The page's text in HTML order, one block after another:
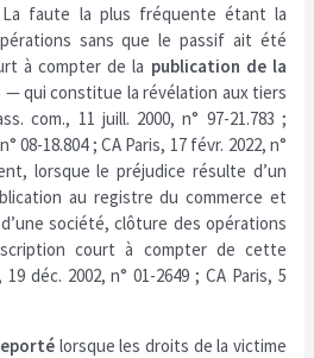
La faute la plus fréquente étant la
sans que le passif ait été
à compter de la publication de la
— qui constitue la révélation aux tiers
com., 11 juill. 2000, n° 97-21.783 ;
08-18.804 ; CA Paris, 17 févr. 2022, n°
lorsque le préjudice résulte d’un
au registre du commerce et
société, clôture des opérations
court à compter de cette
déc. 2002, n° 01-2649 ; CA Paris, 5
lorsque les droits de la victime